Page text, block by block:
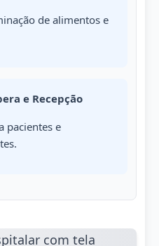
de alimentos e
e Recepção
pacientes e